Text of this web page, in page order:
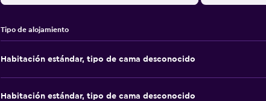
Tipo de alojamiento
Habitación estándar, tipo de cama desconocido
Habitación estándar, tipo de cama desconocido